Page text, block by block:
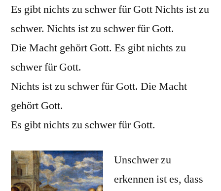
Es gibt nichts zu schwer für Gott Nichts ist zu
schwer. Nichts ist zu schwer für Gott.
Die Macht gehört Gott. Es gibt nichts zu
schwer für Gott.
Nichts ist zu schwer für Gott. Die Macht
gehört Gott.
Es gibt nichts zu schwer für Gott.
Unschwer zu
erkennen ist es, dass